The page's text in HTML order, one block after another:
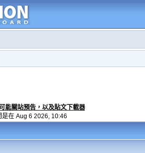
可能關站預告，以及貼文下載器
在 Aug 6 2026, 10:46